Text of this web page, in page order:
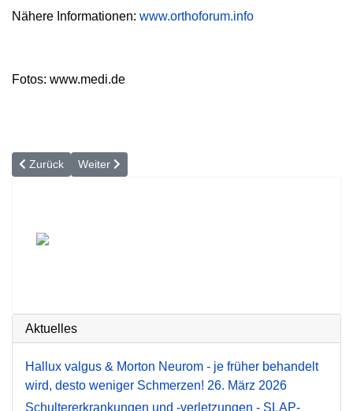
Nähere Informationen: www.orthoforum.info
Fotos: www.medi.de
Vorheriger Beitrag: Die besten Tipps für gesunde Füße
Zurück Nächster Beitrag: Kompressionsstrümpfe
Weiter
Aktuelles
Hallux valgus & Morton Neurom - je früher behandelt
wird, desto weniger Schmerzen! 26. März 2026
Schultererkrankungen und -verletzungen - SLAP-